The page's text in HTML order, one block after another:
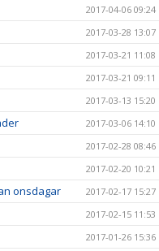
2017-04-06 09:24
2017-03-28 13:07
2017-03-21 11:08
2017-03-21 09:11
2017-03-13 15:20
2017-03-06 14:10
2017-02-28 08:46
2017-02-20 10:21
onsdagar 2017-02-17 15:27
2017-02-15 11:53
2017-01-26 15:36